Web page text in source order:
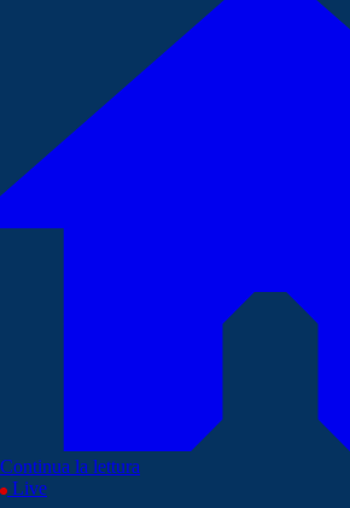
Continua la lettura
Live